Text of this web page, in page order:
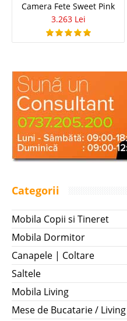
Camera Fete Sweet Pink
3.263 Lei
Categorii
Mobila Copii si Tineret
Mobila Dormitor
Canapele | Coltare
Saltele
Mobila Living
Mese de Bucatarie / Living